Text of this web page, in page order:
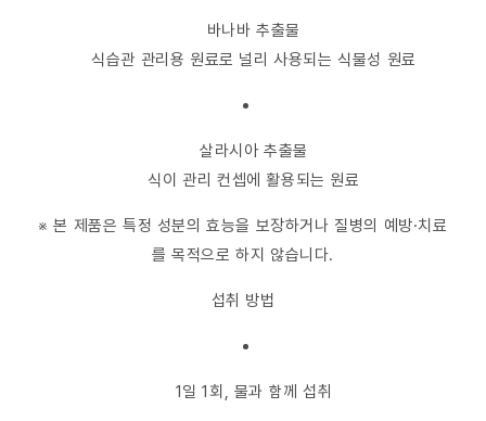
바나바 추출물
식습관 관리용 원료로 널리 사용되는 식물성 원료
살라시아 추출물
식이 관리 컨셉에 활용되는 원료
※ 본 제품은 특정 성분의 효능을 보장하거나 질병의 예방·치료
를 목적으로 하지 않습니다.
섭취 방법
1일 1회, 물과 함께 섭취